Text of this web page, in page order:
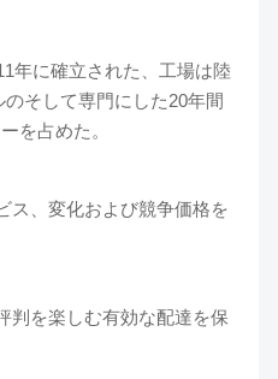
年に確立された、工場は陸
そして専門にした20年間
を占めた。
ス、変化および競争価格を
判を楽しむ有効な配達を保